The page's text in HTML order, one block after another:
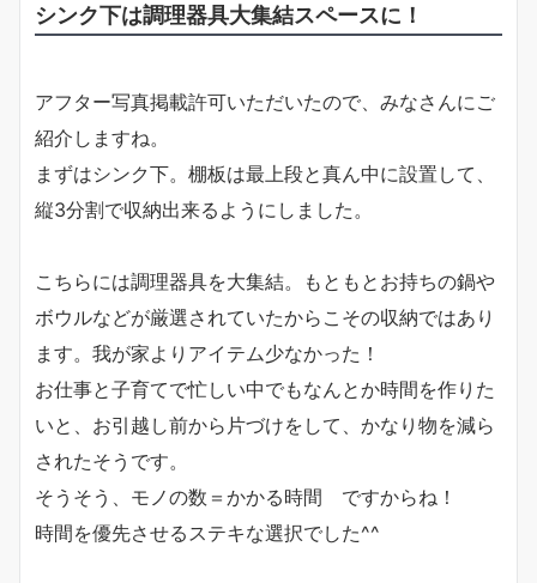
シンク下は調理器具大集結スペースに！
アフター写真掲載許可いただいたので、みなさんにご
紹介しますね。
まずはシンク下。棚板は最上段と真ん中に設置して、
縦3分割で収納出来るようにしました。
こちらには調理器具を大集結。もともとお持ちの鍋や
ボウルなどが厳選されていたからこその収納ではあり
ます。我が家よりアイテム少なかった！
お仕事と子育てで忙しい中でもなんとか時間を作りた
いと、お引越し前から片づけをして、かなり物を減ら
されたそうです。
そうそう、モノの数＝かかる時間 ですからね！
時間を優先させるステキな選択でした^^